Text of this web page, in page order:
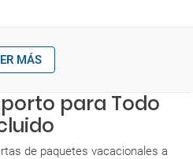
MÁS
para Todo
de paquetes vacacionales a